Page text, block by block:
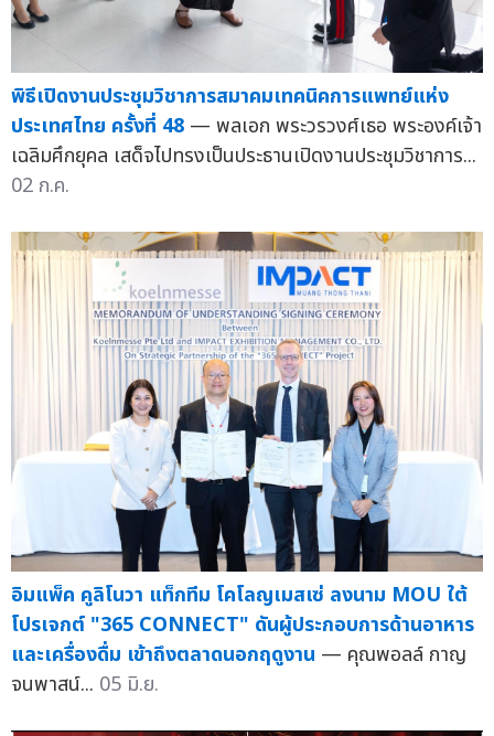
พิธีเปิดงานประชุมวิชาการสมาคมเทคนิคการแพทย์แห่ง
ประเทศไทย ครั้งที่ 48 — พลเอก พระวรวงศ์เธอ พระองค์เจ้า
เฉลิมศึกยุคล เสด็จไปทรงเป็นประธานเปิดงานประชุมวิชาการ...
02 ก.ค.
อิมแพ็ค คูลิโนวา แท็กทีม โคโลญเมสเซ่ ลงนาม MOU ใต้
โปรเจกต์ "365 CONNECT" ดันผู้ประกอบการด้านอาหาร
และเครื่องดื่ม เข้าถึงตลาดนอกฤดูงาน — คุณพอลล์ กาญ
จนพาสน์... 05 มิ.ย.